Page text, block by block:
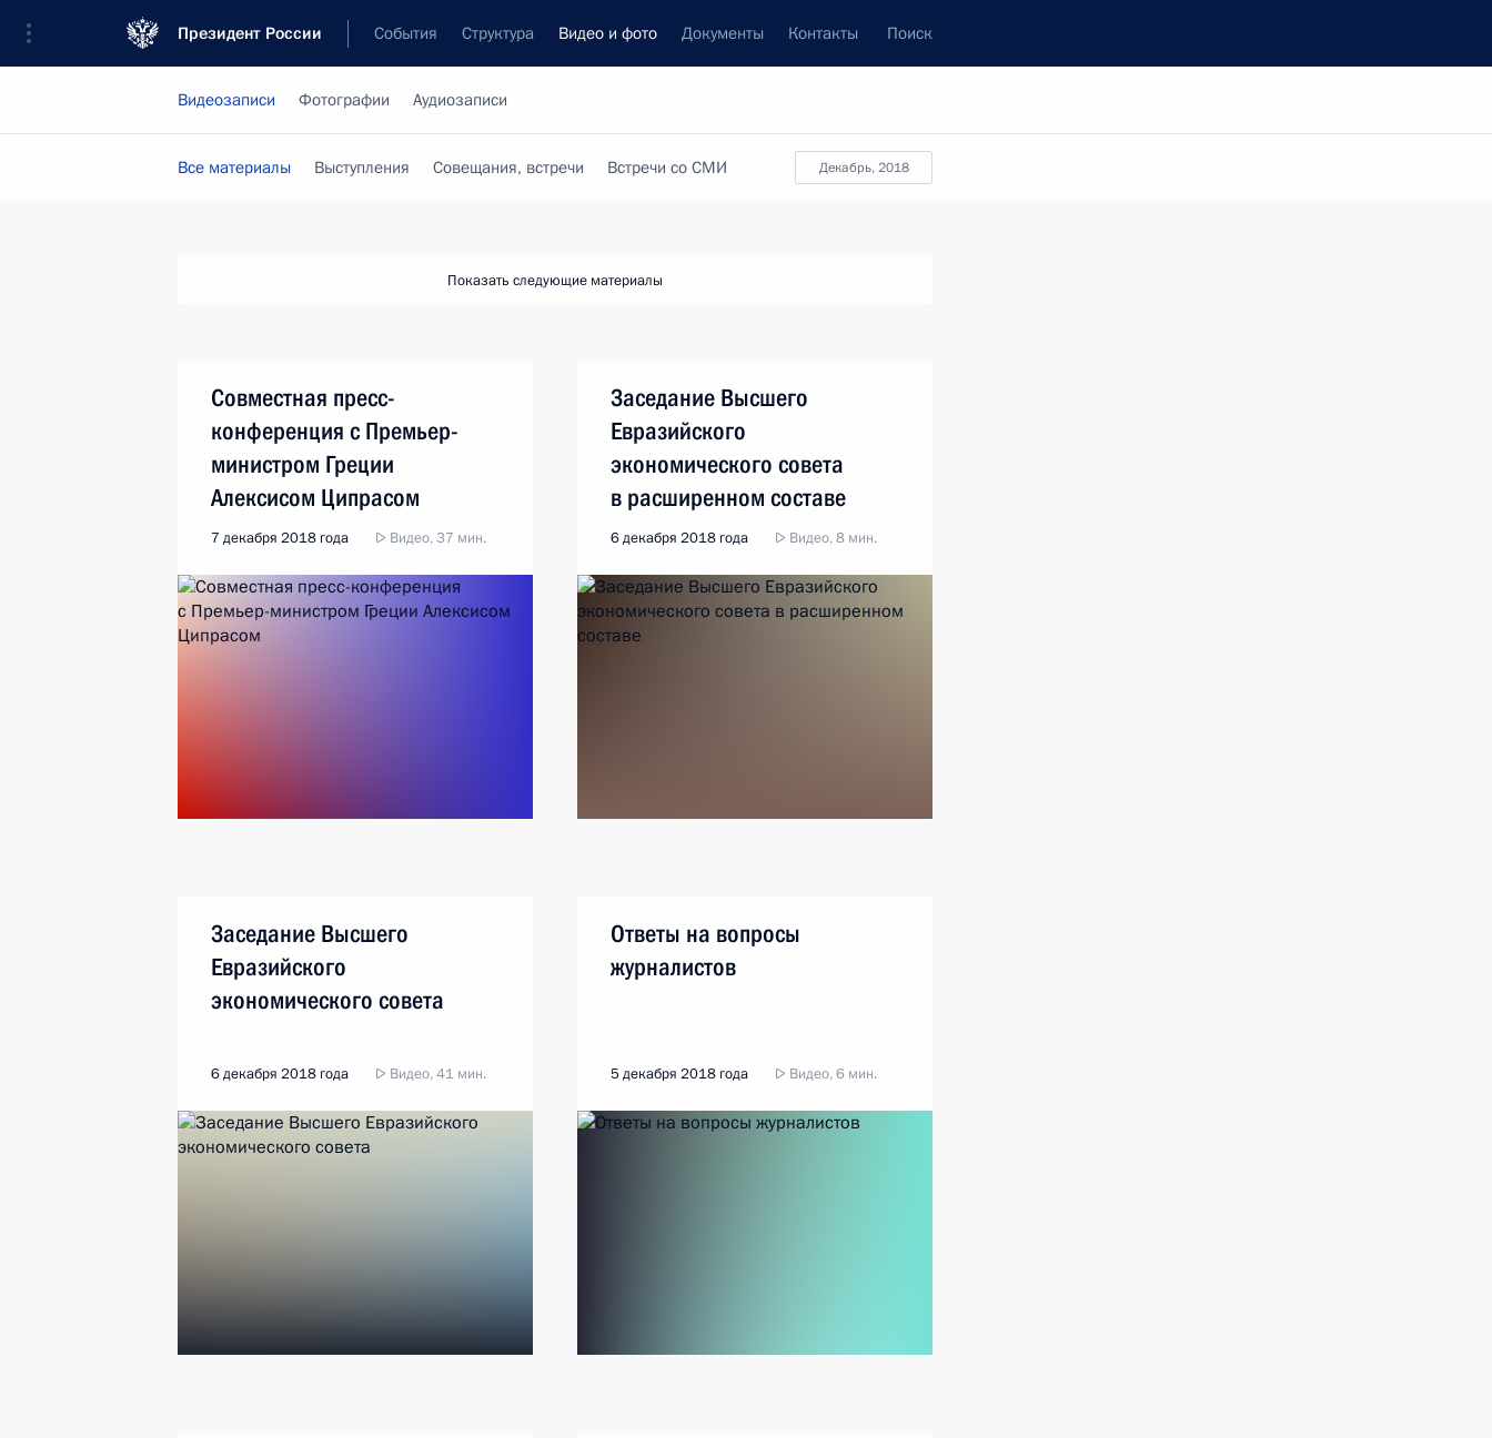
Президент России События Структура Видео и фото Документы Контакты Поиск
Видеозаписи Фотографии Аудиозаписи
декабрь, 2018
Все материалы Выступления Совещания, встречи Встречи со СМИ
Показать следующие материалы
Совместная пресс-
конференция с Премьер-
министром Греции
Алексисом Ципрасом
7 декабря 2018 года Видео, 37 мин.
Заседание Высшего
Евразийского
экономического совета
в расширенном составе
6 декабря 2018 года Видео, 8 мин.
Заседание Высшего
Евразийского
экономического совета
6 декабря 2018 года Видео, 41 мин.
Ответы на вопросы
журналистов
5 декабря 2018 года Видео, 6 мин.